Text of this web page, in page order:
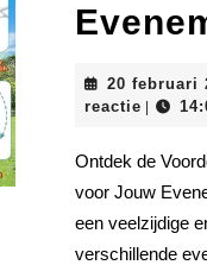
20 februari
reactie
Ontdek de Voordelen van een Paviljoen Tent 3×3
voor Jouw
een veelzijdige
verschillende